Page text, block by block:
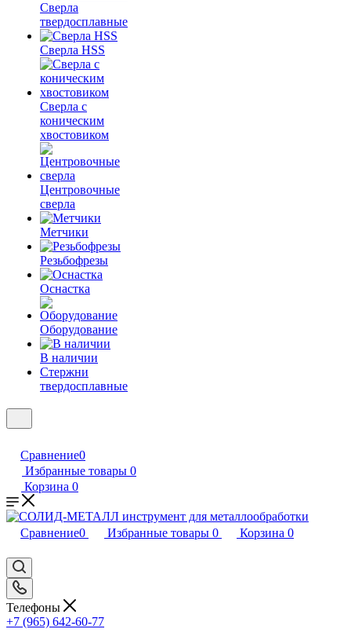
Сверла
твердосплавные
Сверла HSS
Сверла с
коническим
хвостовиком
Центровочные
сверла
Метчики
Резьбофрезы
Оснастка
Оборудование
В наличии
Стержни
твердосплавные
Сравнение0
Избранные товары 0
Корзина 0
Сравнение0 Избранные товары 0 Корзина 0
Телефоны
+7 (965) 642-60-77